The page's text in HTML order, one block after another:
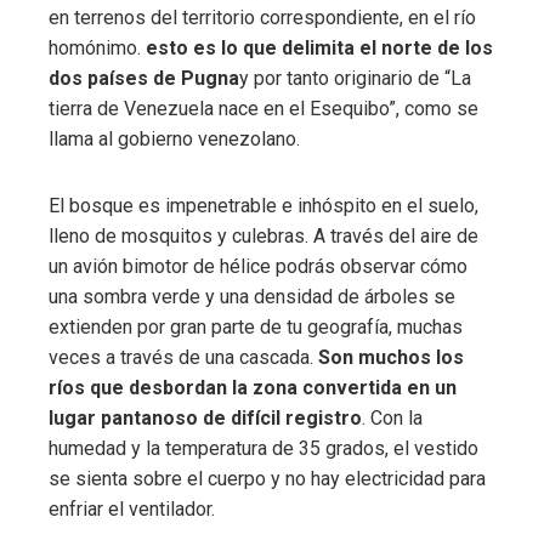
en terrenos del territorio correspondiente, en el río
homónimo. esto es lo que delimita el norte de los
dos países de Pugnay por tanto originario de “La
tierra de Venezuela nace en el Esequibo”, como se
llama al gobierno venezolano.
El bosque es impenetrable e inhóspito en el suelo,
lleno de mosquitos y culebras. A través del aire de
un avión bimotor de hélice podrás observar cómo
una sombra verde y una densidad de árboles se
extienden por gran parte de tu geografía, muchas
veces a través de una cascada. Son muchos los
ríos que desbordan la zona convertida en un
lugar pantanoso de difícil registro. Con la
humedad y la temperatura de 35 grados, el vestido
se sienta sobre el cuerpo y no hay electricidad para
enfriar el ventilador.